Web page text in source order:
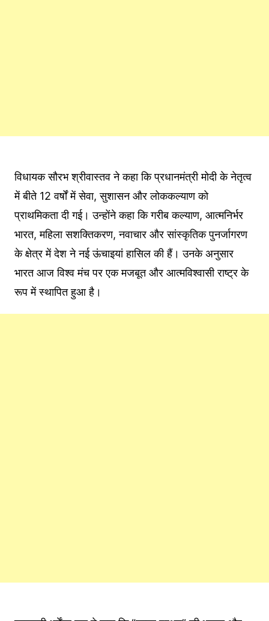
विधायक सौरभ श्रीवास्तव ने कहा कि प्रधानमंत्री मोदी के नेतृत्व
में बीते 12 वर्षों में सेवा, सुशासन और लोककल्याण को
प्राथमिकता दी गई। उन्होंने कहा कि गरीब कल्याण, आत्मनिर्भर
भारत, महिला सशक्तिकरण, नवाचार और सांस्कृतिक पुनर्जागरण
के क्षेत्र में देश ने नई ऊंचाइयां हासिल की हैं। उनके अनुसार
भारत आज विश्व मंच पर एक मजबूत और आत्मविश्वासी राष्ट्र के
रूप में स्थापित हुआ है।